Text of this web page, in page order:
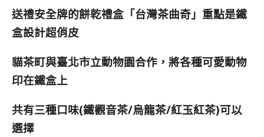
送禮安全牌的餅乾禮盒「台灣茶曲奇」重點是鐵
盒設計超俏皮
貓茶町與臺北市立動物園合作，將各種可愛動物
印在鐵盒上
共有三種口味(鐵觀音茶/烏龍茶/紅玉紅茶)可以
選擇